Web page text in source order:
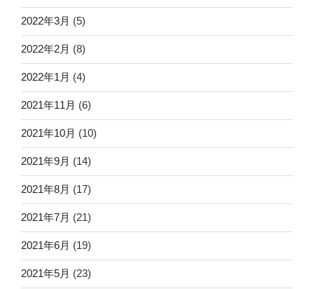
2022年3月 (5)
2022年2月 (8)
2022年1月 (4)
2021年11月 (6)
2021年10月 (10)
2021年9月 (14)
2021年8月 (17)
2021年7月 (21)
2021年6月 (19)
2021年5月 (23)